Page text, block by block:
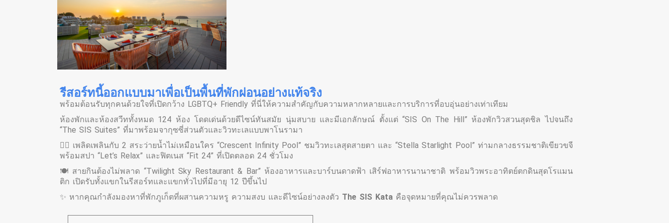
รีสอร์ทนี้ออกแบบมาเพื่อเป็นพื้นที่พักผ่อนอย่างแท้จริง
พร้อมต้อนรับทุกคนด้วยใจที่เปิดกว้าง LGBTQ+ Friendly ที่นี่ให้ความสำคัญกับความหลากหลายและการบริการที่อบอุ่นอย่างเท่าเทียม
ห้องพักและห้องสวีททั้งหมด 124 ห้อง โดดเด่นด้วยดีไซน์ทันสมัย นุ่มสบาย และมีเอกลักษณ์ ตั้งแต่ “SIS On The Hill” ห้องพักวิวสวนสุดชิล ไปจนถึง
“The SIS Suites” ที่มาพร้อมจากุซซี่ส่วนตัวและวิวทะเลแบบพาโนรามา
🏊‍♀️ เพลิดเพลินกับ 2 สระว่ายน้ำไม่เหมือนใคร “Crescent Infinity Pool” ชมวิวทะเลสุดสายตา และ “Stella Starlight Pool” ท่ามกลางธรรมชาติเขียวขจี
พร้อมสปา “Let’s Relax” และฟิตเนส “Fit 24” ที่เปิดตลอด 24 ชั่วโมง
🍽️ สายกินต้องไม่พลาด “Twilight Sky Restaurant & Bar” ห้องอาหารและบาร์บนดาดฟ้า เสิร์ฟอาหารนานาชาติ พร้อมวิวพระอาทิตย์ตกดินสุดโรแมน
ติก เปิดรับทั้งแขกในรีสอร์ทและแขกทั่วไปที่มีอายุ 12 ปีขึ้นไป
✨ หากคุณกำลังมองหาที่พักภูเก็ตที่ผสานความหรู ความสงบ และดีไซน์อย่างลงตัว The SIS Kataคือจุดหมายที่คุณไม่ควรพลาด